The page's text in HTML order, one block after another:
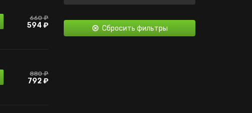
660 ₽
594 ₽
880 ₽
792 ₽
Дополнительный
контент
Сбросить фильтры